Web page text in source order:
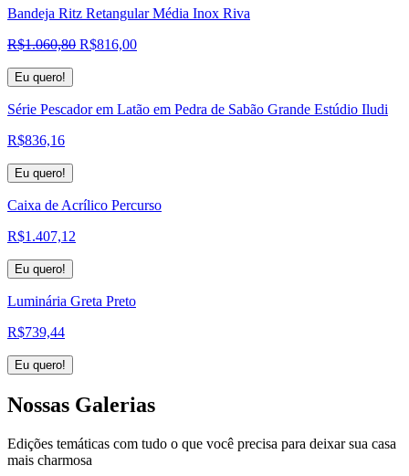
Bandeja Ritz Retangular Média Inox Riva
R$1.060,80 O
R$1.060,80.
R$816,00O
R$816,00.
Eu quero!
Série Pescador em Latão em Pedra de Sabão Grande Estúdio Iludi
R$836,16
Eu quero!
Caixa de Acrílico Percurso
R$1.407,12
Eu quero!
Luminária Greta Preto
R$739,44
Eu quero!
Nossas Galerias
Edições temáticas com tudo o que você precisa para deixar sua casa
mais charmosa